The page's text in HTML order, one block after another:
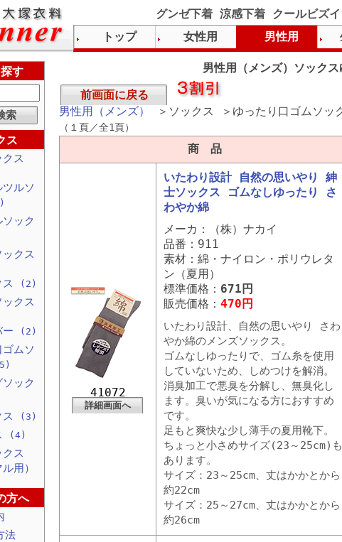
グンゼ下着 涼感下着 クールビズイ
男性用（メンズ）ソック
前画面に戻る
男性用（メンズ）
＞ソックス ＞ゆったり口ゴムソッ
（１頁／全1頁）
商 品
41072
詳細画面へ
いたわり設計 自然の思いやり 紳
士ソックス ゴムなしゆったり さ
わやか綿
メーカ：（株）ナカイ
品番：911
素材：綿・ナイロン・ポリウレタ
ン（夏用）
標準価格： 671円
販売価格： 470円
いたわり設計、自然の思いやり さわ
やか綿のメンズソックス。
ゴムなしゆったりで、ゴム糸を使用
していないため、しめつけを解消。
消臭加工で悪臭を分解し、無臭化し
ます。臭いが気になる方におすすめ
です。
足もと爽快な少し薄手の夏用靴下。
ちょっと小さめサイズ(23～25cm)も
あります。
サイズ：23～25cm、丈はかかとから
約22cm
サイズ：25～27cm、丈はかかとから
約26cm
す
ス
クス
ルソ
ック
クス
ス (2)
クス
ー (2)
ムソ
ック
ス (3)
(4)
ス
用）
方へ
法
トップ 女性用 男性用